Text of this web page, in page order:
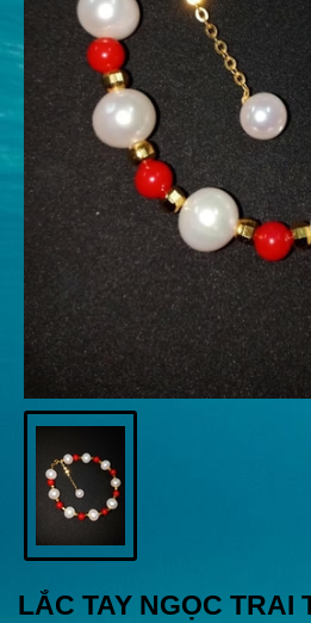
LẮC TAY NGỌC TRAI